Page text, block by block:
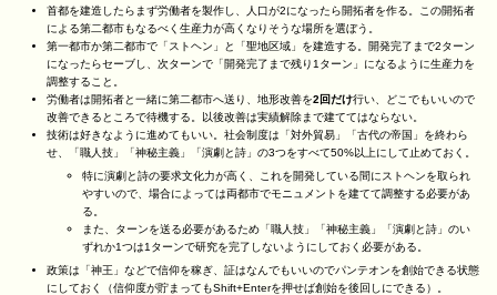
首都を建造したらまず労働者を製作し、人口が2になったら開拓者を作る。この開拓者
による第二都市もなるべく生産力が高くなりそうな場所を選ぼう。
第一都市か第二都市で「ストヘン」と「聖地区域」を建造する。開発完了まで2ターン
になったらセーブし、次ターンで「開発完了まで残り1ターン」になるように生産力を
調整すること。
労働者は開拓者と一緒に第二都市へ送り、地形改善を2回だけ行い、どこでもいいので
改善できるところで待機する。以後改善は実績解除まで建ててはならない。
技術は好きなように進めてもいい。社会制度は「対外貿易」「古代の帝国」を終わら
せ、「職人技」「神秘主義」「演劇と詩」の3つをすべて50%以上にして止めておく。
特に演劇と詩の要求文化力が高く、これを開発している間にストヘンを取られ
やすいので、場合によっては両都市でモニュメントを建てて調整する必要があ
る。
また、ターンを送る必要があるため「職人技」「神秘主義」「演劇と詩」のい
ずれか1つは1ターンで研究を完了しないようにしておく必要がある。
政策は「神王」などで信仰を稼ぎ、証はなんでもいいのでパンテオンを創始できる状態
にしておく（信仰度が貯まってもShift+Enterを押せば創始を後回しにできる）。